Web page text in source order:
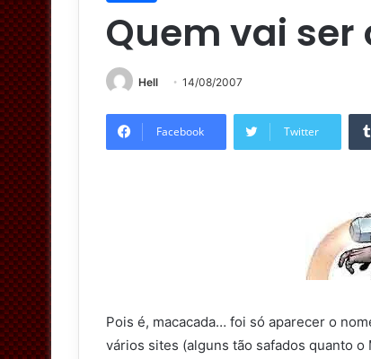
Quem vai ser
Hell 14/08/2007
Facebook Twitter
Pois é, macacada… foi só aparecer o
vários sites (alguns tão safados quanto